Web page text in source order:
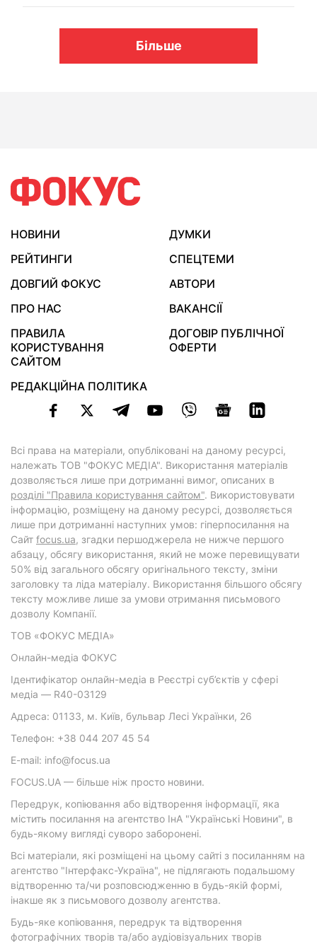
Більше
НОВИНИ
ДУМКИ
РЕЙТИНГИ
СПЕЦТЕМИ
ДОВГИЙ ФОКУС
АВТОРИ
ПРО НАС
ВАКАНСІЇ
ПРАВИЛА
КОРИСТУВАННЯ
САЙТОМ
ДОГОВІР ПУБЛІЧНОЇ
ОФЕРТИ
РЕДАКЦІЙНА ПОЛІТИКА
Всі права на матеріали, опубліковані на даному ресурсі,
належать ТОВ "ФОКУС МЕДІА". Використання матеріалів
дозволяється лише при дотриманні вимог, описаних в
розділі "Правила користування сайтом". Використовувати
інформацію, розміщену на даному ресурсі, дозволяється
лише при дотриманні наступних умов: гіперпосилання на
Cайт focus.ua, згадки першоджерела не нижче першого
абзацу, обсягу використання, який не може перевищувати
50% від загального обсягу оригінального тексту, зміни
заголовку та ліда матеріалу. Використання більшого обсягу
тексту можливе лише за умови отримання письмового
дозволу Компанії.
ТОВ «ФОКУС МЕДІА»
Онлайн-медіа ФОКУС
Ідентифікатор онлайн-медіа в Реєстрі суб’єктів у сфері
медіа — R40-03129
Адреса: 01133, м. Київ, бульвар Лесі Українки, 26
Телефон: +38 044 207 45 54
E-mail: info@focus.ua
FOCUS.UA — більше ніж просто новини.
Передрук, копіювання або відтворення інформації, яка
містить посилання на агентство ІнА "Українські Новини", в
будь-якому вигляді суворо заборонені.
Всі матеріали, які розміщені на цьому сайті з посиланням на
агентство "Інтерфакс-Україна", не підлягають подальшому
відтворенню та/чи розповсюдженню в будь-якій формі,
інакше як з письмового дозволу агентства.
Будь-яке копіювання, передрук та відтворення
фотографічних творів та/або аудіовізуальних творів